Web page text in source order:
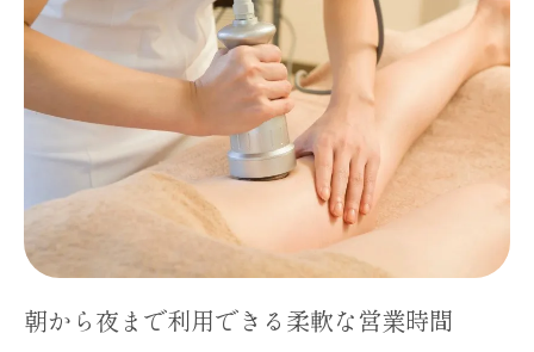
朝から夜まで利用できる柔軟な営業時間